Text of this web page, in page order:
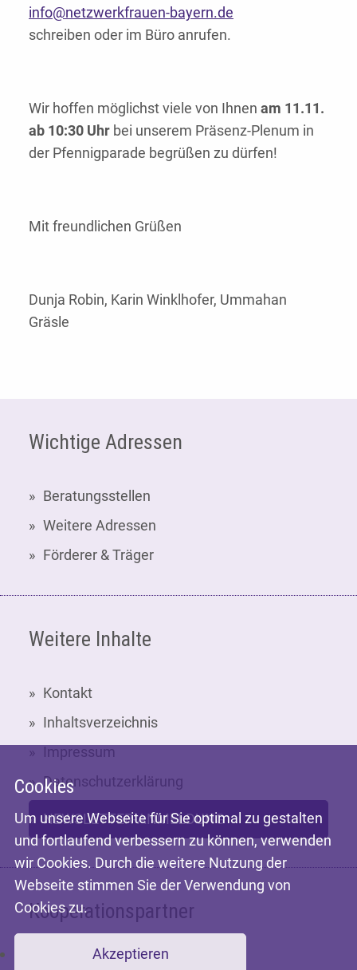
info@netzwerkfrauen-bayern.de
schreiben oder im Büro anrufen.
Wir hoffen möglichst viele von Ihnen am 11.11.
ab 10:30 Uhr bei unserem Präsenz-Plenum in
der Pfennigparade begrüßen zu dürfen!
Mit freundlichen Grüßen
Dunja Robin, Karin Winklhofer, Ummahan
Gräsle
Wichtige Adressen
Beratungsstellen
Weitere Adressen
Förderer & Träger
Weitere Inhalte
Kontakt
Inhaltsverzeichnis
Impressum
Datenschutzerklärung
NEWSLETTER-ANMELDUNG
Kooperationspartner
Mit freundlicher Unterstützung der
Cookies
Um unsere Webseite für Sie optimal zu gestalten
und fortlaufend verbessern zu können, verwenden
wir Cookies. Durch die weitere Nutzung der
Webseite stimmen Sie der Verwendung von
Cookies zu.
Akzeptieren